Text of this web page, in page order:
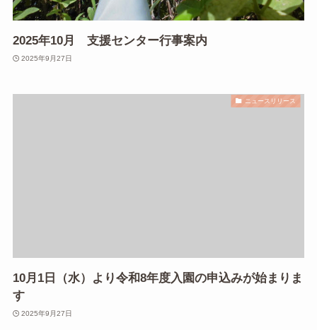
2025年10月 支援センター行事案内
2025年9月27日
ニュースリリース
10月1日（水）より令和8年度入園の申込みが始まりま
す
2025年9月27日